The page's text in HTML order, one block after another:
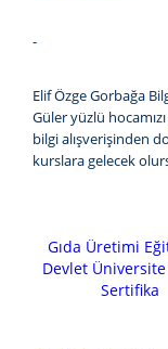
-
Elif Özge Gorbağa
Güler yüzlü
bilgi alışverişinden
kurslara gelecek
Gıda Üretimi
Devlet Üniversite
Sertifika